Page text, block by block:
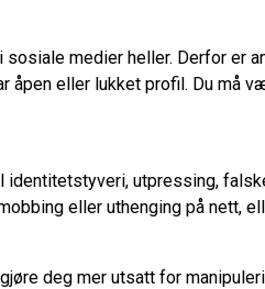
medier heller. Derfor er
åpen eller lukket profil. Du må
identitetstyveri, utpressing,
eller uthenging på nett,
deg mer utsatt for